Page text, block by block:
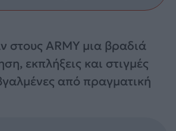
στους ARMY μια βραδιά
εκπλήξεις και στιγμές
από πραγματική